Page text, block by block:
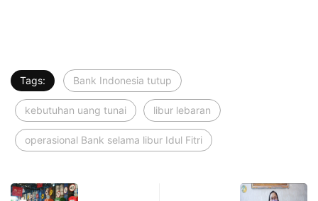
Tags: Bank Indonesia tutup
kebutuhan uang tunai libur lebaran
operasional Bank selama libur Idul Fitri